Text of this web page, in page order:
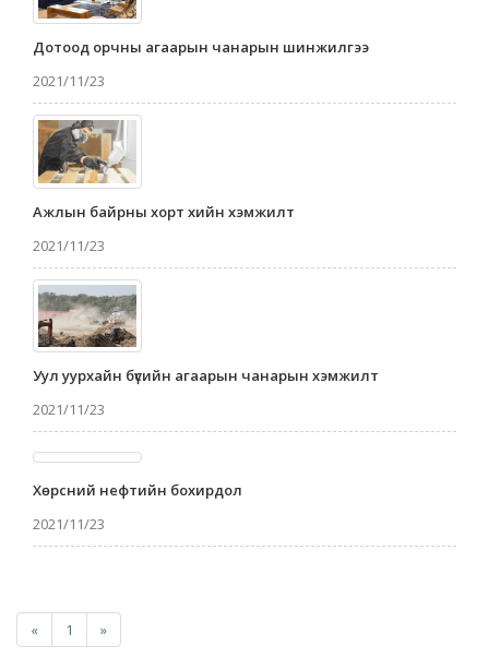
Дотоод орчны агаарын чанарын шинжилгээ
2021/11/23
Ажлын байрны хорт хийн хэмжилт
2021/11/23
Уул уурхайн бүсийн агаарын чанарын хэмжилт
2021/11/23
Хөрсний нефтийн бохирдол
2021/11/23
« 1 »